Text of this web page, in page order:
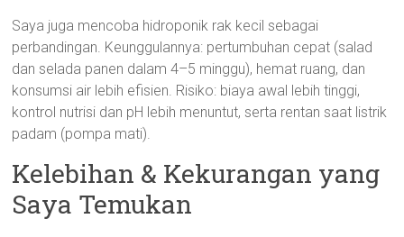
Saya juga mencoba hidroponik rak kecil sebagai
perbandingan. Keunggulannya: pertumbuhan cepat (salad
dan selada panen dalam 4–5 minggu), hemat ruang, dan
konsumsi air lebih efisien. Risiko: biaya awal lebih tinggi,
kontrol nutrisi dan pH lebih menuntut, serta rentan saat listrik
padam (pompa mati).
Kelebihan & Kekurangan yang
Saya Temukan